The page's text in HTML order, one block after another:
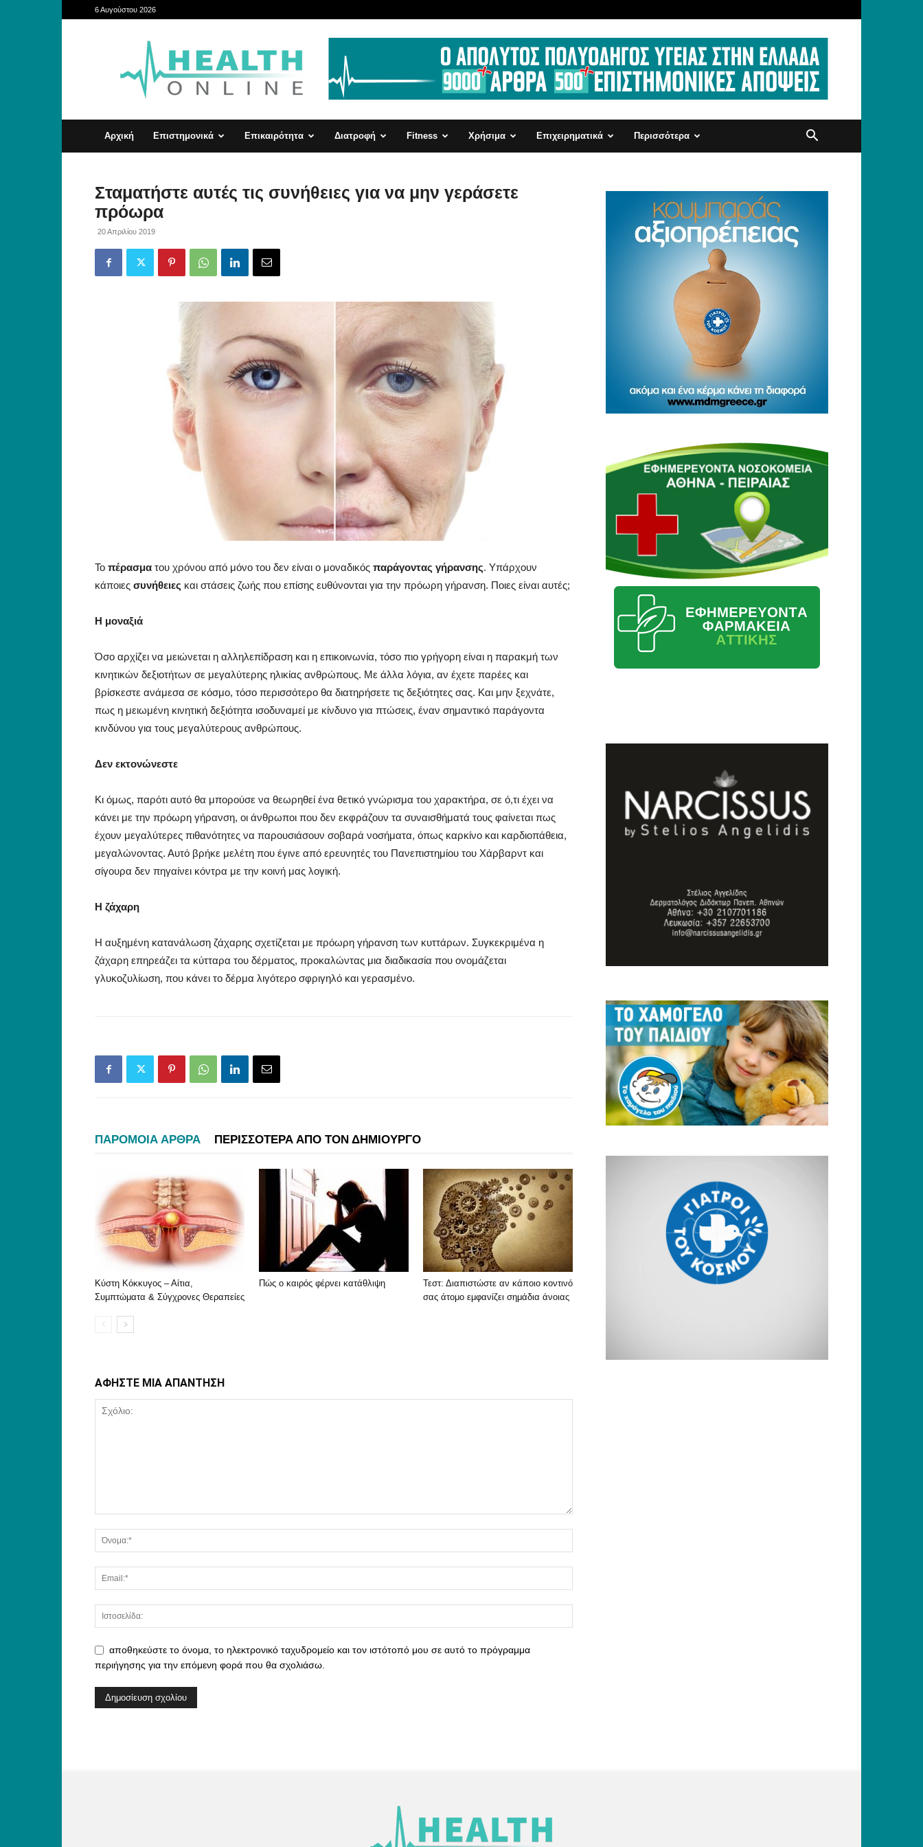
6 Αυγούστου 2026
HealthOnline
Αρχική Επιστημονικά Επικαιρότητα Διατροφή Fitness Χρήσιμα Επιχειρηματικά Περισσότερα
Σταματήστε αυτές τις συνήθειες για να μην γεράσετε
πρόωρα
20 Απριλίου 2019
Το πέρασμα του χρόνου από μόνο του δεν είναι ο μοναδικός παράγοντας γήρανσης. Υπάρχουν
κάποιες συνήθειες και στάσεις ζωής που επίσης ευθύνονται για την πρόωρη γήρανση. Ποιες είναι αυτές;
Η μοναξιά
Όσο αρχίζει να μειώνεται η αλληλεπίδραση και η επικοινωνία, τόσο πιο γρήγορη είναι η παρακμή των
κινητικών δεξιοτήτων σε μεγαλύτερης ηλικίας ανθρώπους. Με άλλα λόγια, αν έχετε παρέες και
βρίσκεστε ανάμεσα σε κόσμο, τόσο περισσότερο θα διατηρήσετε τις δεξιότητες σας. Και μην ξεχνάτε,
πως η μειωμένη κινητική δεξιότητα ισοδυναμεί με κίνδυνο για πτώσεις, έναν σημαντικό παράγοντα
κινδύνου για τους μεγαλύτερους ανθρώπους.
Δεν εκτονώνεστε
Κι όμως, παρότι αυτό θα μπορούσε να θεωρηθεί ένα θετικό γνώρισμα του χαρακτήρα, σε ό,τι έχει να
κάνει με την πρόωρη γήρανση, οι άνθρωποι που δεν εκφράζουν τα συναισθήματά τους φαίνεται πως
έχουν μεγαλύτερες πιθανότητες να παρουσιάσουν σοβαρά νοσήματα, όπως καρκίνο και καρδιοπάθεια,
μεγαλώνοντας. Αυτό βρήκε μελέτη που έγινε από ερευνητές του Πανεπιστημίου του Χάρβαρντ και
σίγουρα δεν πηγαίνει κόντρα με την κοινή μας λογική.
Η ζάχαρη
Η αυξημένη κατανάλωση ζάχαρης σχετίζεται με πρόωρη γήρανση των κυττάρων. Συγκεκριμένα η
ζάχαρη επηρεάζει τα κύτταρα του δέρματος, προκαλώντας μια διαδικασία που ονομάζεται
γλυκοζυλίωση, που κάνει το δέρμα λιγότερο σφριγηλό και γερασμένο.
ΠΑΡΟΜΟΙΑ ΑΡΘΡΑ ΠΕΡΙΣΣΟΤΕΡΑ ΑΠΟ ΤΟΝ ΔΗΜΙΟΥΡΓΟ
Κύστη Κόκκυγος – Αίτια,
Συμπτώματα & Σύγχρονες Θεραπείες
Πώς ο καιρός φέρνει κατάθλιψη
Τεστ: Διαπιστώστε αν κάποιο κοντινό
σας άτομο εμφανίζει σημάδια άνοιας
ΑΦΗΣΤΕ ΜΙΑ ΑΠΑΝΤΗΣΗ
αποθηκεύστε το όνομα, το ηλεκτρονικό ταχυδρομείο και τον ιστότοπό μου σε αυτό το πρόγραμμα
περιήγησης για την επόμενη φορά που θα σχολιάσω.